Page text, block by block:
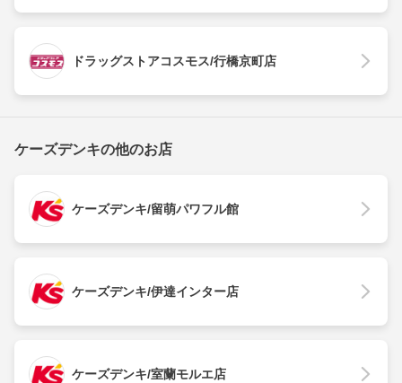
ドラッグストアコスモス/行橋京町店
ケーズデンキの他のお店
ケーズデンキ/留萌パワフル館
ケーズデンキ/伊達インター店
ケーズデンキ/室蘭モルエ店